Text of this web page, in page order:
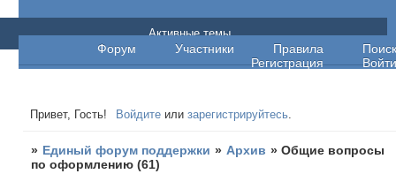
Единый форум поддержки
Форум Участники Правила
Поиск
Регистрация
Войти
Активные темы
Привет, Гость! Войдите илизарегистрируйтесь.
» Единый форум поддержки » Архив »Общие вопросы
по оформлению (61)